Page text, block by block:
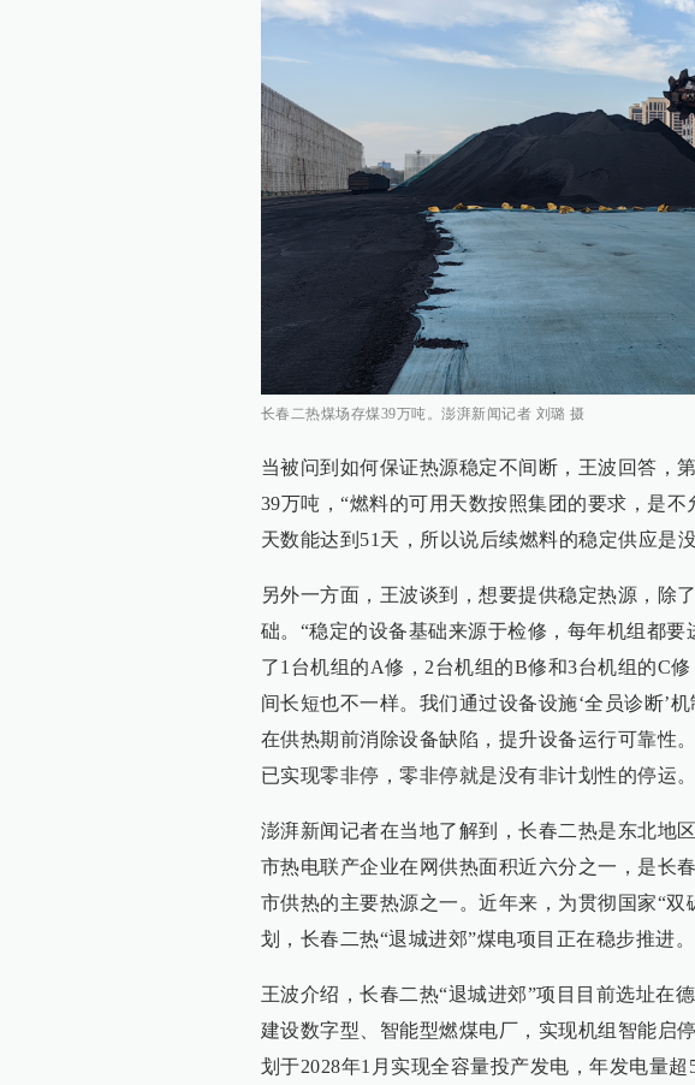
长春二热煤场存煤39万吨。澎湃新闻记者 刘璐 摄
当被问到如何保证热源稳定不间断，王波回答，
39万吨，“燃料的可用天数按照集团的要求，是不
天数能达到51天，所以说后续燃料的稳定供应是
另外一方面，王波谈到，想要提供稳定热源，除
础。“稳定的设备基础来源于检修，每年机组都
了1台机组的A修，2台机组的B修和3台机组的C
间长短也不一样。我们通过设备设施‘全员诊断’
在供热期前消除设备缺陷，提升设备运行可靠性
已实现零非停，零非停就是没有非计划性的停运
澎湃新闻记者在当地了解到，长春二热是东北地
市热电联产企业在网供热面积近六分之一，是长
市供热的主要热源之一。近年来，为贯彻国家“
划，长春二热“退城进郊”煤电项目正在稳步推进。
王波介绍，长春二热“退城进郊”项目目前选址在
建设数字型、智能型燃煤电厂，实现机组智能启
划于2028年1月实现全容量投产发电，年发电量超